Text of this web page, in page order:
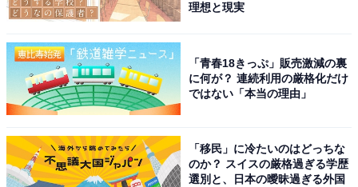
理想と現実
「青春18きっぷ」販売激減の裏
に何が？ 連続利用の厳格化だけ
ではない「本当の理由」
「移民」に冷たいのはどっちな
のか？ スイスの厳格過ぎる学歴
選別と、日本の曖昧過ぎる外国